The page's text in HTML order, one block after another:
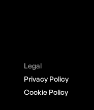
Legal
Privacy Policy
Cookie Policy